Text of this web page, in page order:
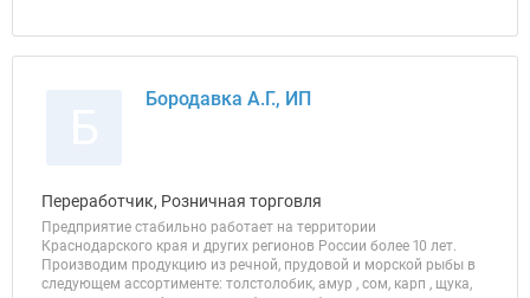
Бородавка А.Г., ИП
Переработчик, Розничная торговля
Предприятие стабильно работает на территории
Краснодарского края и других регионов России более 10 лет.
Производим продукцию из речной, прудовой и морской рыбы в
следующем ассортименте: толстолобик, амур , сом, карп , щука,